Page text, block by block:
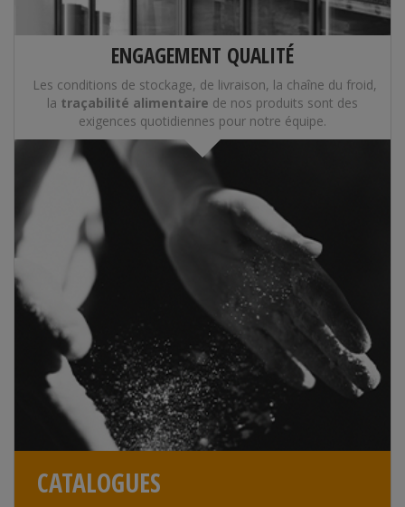
ENGAGEMENT QUALITÉ
Les conditions de stockage, de livraison, la chaîne du froid,
la traçabilité alimentaire de nos produits sont des
exigences quotidiennes pour notre équipe.
CATALOGUES